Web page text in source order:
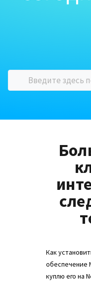
Как
обеспечение
куплю его на